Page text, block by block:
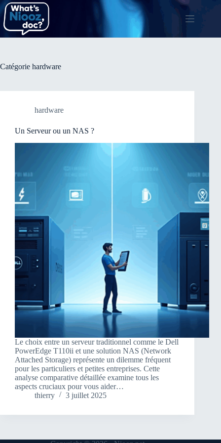
Passer
au
contenu
Catégorie hardware
hardware
Un Serveur ou un NAS ?
Le choix entre un serveur traditionnel comme le Dell
PowerEdge T110ii et une solution NAS (Network
Attached Storage) représente un dilemme fréquent
pour les particuliers et petites entreprises. Cette
analyse comparative détaillée examine tous les
aspects cruciaux pour vous aider…
thierry
3 juillet 2025